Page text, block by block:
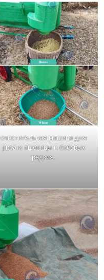
очистительная машина для
риса и пшеницы и бобовых
редких.